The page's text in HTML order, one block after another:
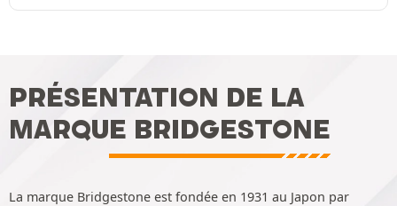
PRÉSENTATION DE LA
MARQUE BRIDGESTONE
La marque Bridgestone est fondée en 1931 au Japon par